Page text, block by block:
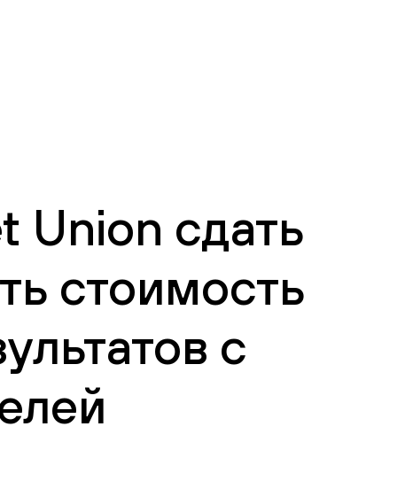
Union сдать
стоимость
с